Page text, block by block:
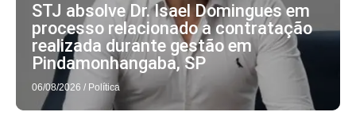
STJ absolve Dr. Isael Domingues em
processo relacionado a contratação
realizada durante gestão em
Pindamonhangaba, SP
06/08/2026 / Política